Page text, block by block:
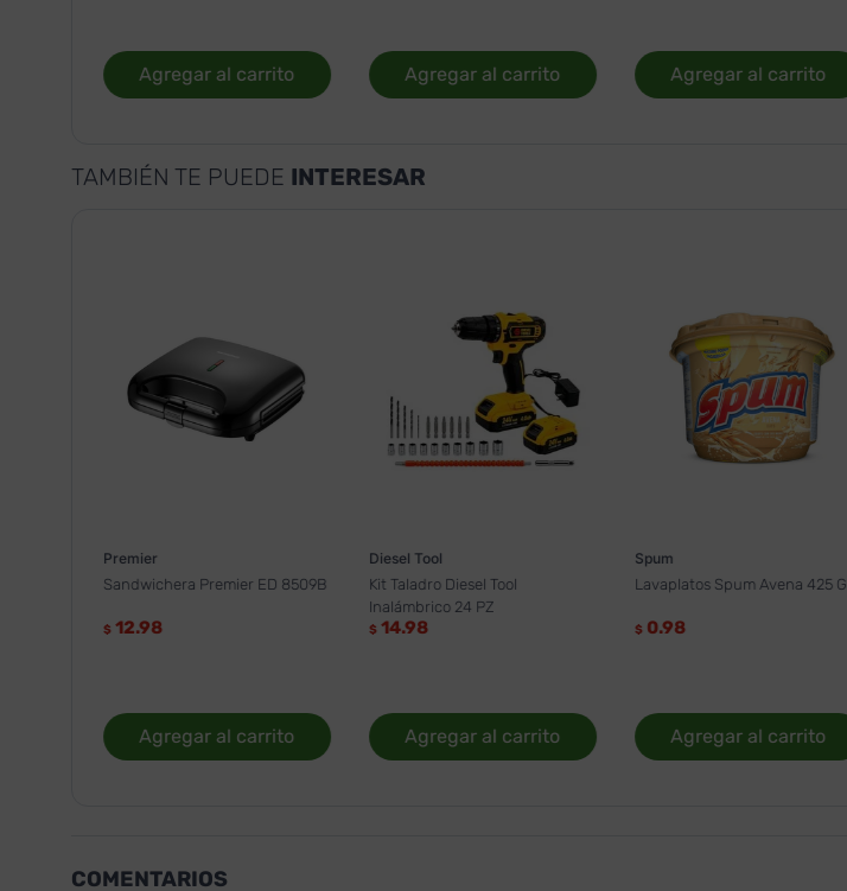
Agregar al carrito Agregar al carrito Agregar al carrito
TAMBIÉN TE PUEDE INTERESAR
Premier
Sandwichera Premier ED 8509B
$ 12.98
Agregar al carrito
Diesel Tool
Kit Taladro Diesel Tool
Inalámbrico 24 PZ
$ 14.98
Agregar al carrito
Spum
Lavaplatos Spum Avena 425 G
$ 0.98
Agregar al carrito
COMENTARIOS